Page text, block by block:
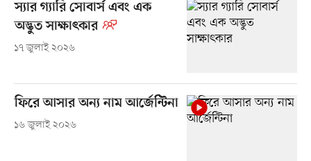
স্যার গ্যারি সোবার্স এবং এক
অদ্ভুত সাক্ষাৎকার
১৭ জুলাই ২০২৬
ফিরে আসার অন্য নাম আর্জেন্টিনা
১৬ জুলাই ২০২৬